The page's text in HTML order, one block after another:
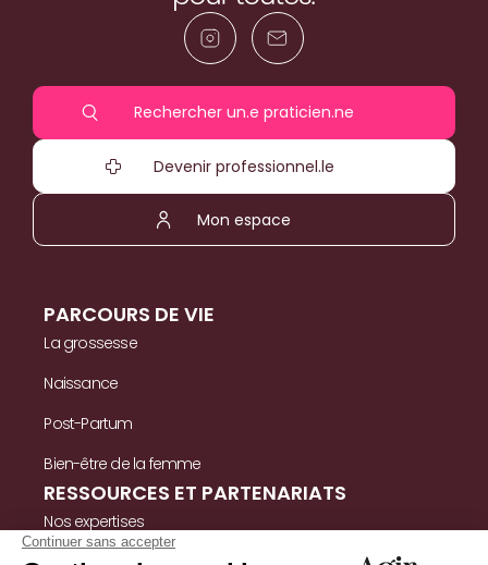
Rechercher un.e praticien.ne
Devenir professionnel.le
Mon espace
PARCOURS DE VIE
La grossesse
Naissance
Post-Partum
Bien-être de la femme
RESSOURCES ET PARTENARIATS
Nos expertises